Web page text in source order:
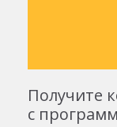
Получите
с